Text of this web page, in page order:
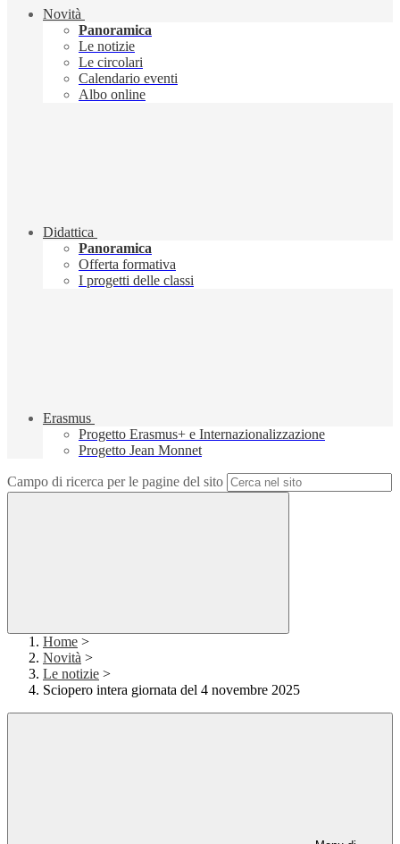
Novità
Panoramica
Le notizie
Le circolari
Calendario eventi
Albo online
Didattica
Panoramica
Offerta formativa
I progetti delle classi
Erasmus
Progetto Erasmus+ e Internazionalizzazione
Progetto Jean Monnet
Campo di ricerca per le pagine del sito
Home >
Novità >
Le notizie >
Sciopero intera giornata del 4 novembre 2025